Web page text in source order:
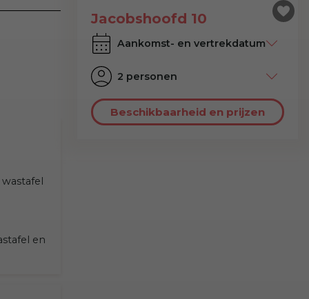
Jacobshoofd 10
2 personen
Beschikbaarheid en prijzen
en